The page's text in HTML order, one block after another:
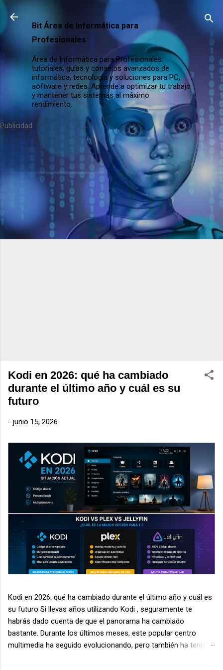
Bit Área de Informática para
Profesionales
Área de Informática para Profesionales:
tutoriales, guías y consejos avanzados de
informática, tecnología y soluciones para PC,
software y redes. Aprende a optimizar tu trabajo
y mantener tus sistemas al máximo
rendimiento.
Publicidad
Kodi en 2026: qué ha cambiado
durante el último año y cuál es su
futuro
- junio 15, 2026
Kodi en 2026: qué ha cambiado durante el último año y cuál es
su futuro Si llevas años utilizando Kodi , seguramente te
habrás dado cuenta de que el panorama ha cambiado
bastante. Durante los últimos meses, este popular centro
multimedia ha seguido evolucionando, pero también ha tenido